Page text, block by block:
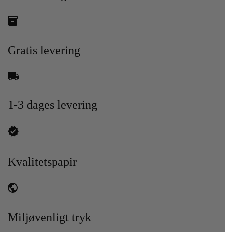
Gratis levering
1-3 dages levering
Kvalitetspapir
Miljøvenligt tryk